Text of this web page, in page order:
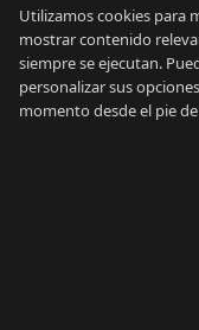
Poniente
El Zabal
Santa Margarita
La Alcaidesa
Utilizamos cookies para
mostrar contenido
siempre se ejecutan.
personalizar sus
momento desde el pie